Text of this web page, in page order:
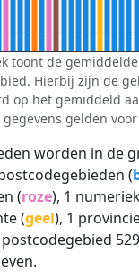
toont de
Hierbij zijn de
op het gemiddeld
gelden voor
worden in de
(
(roze), 1
(geel), 1